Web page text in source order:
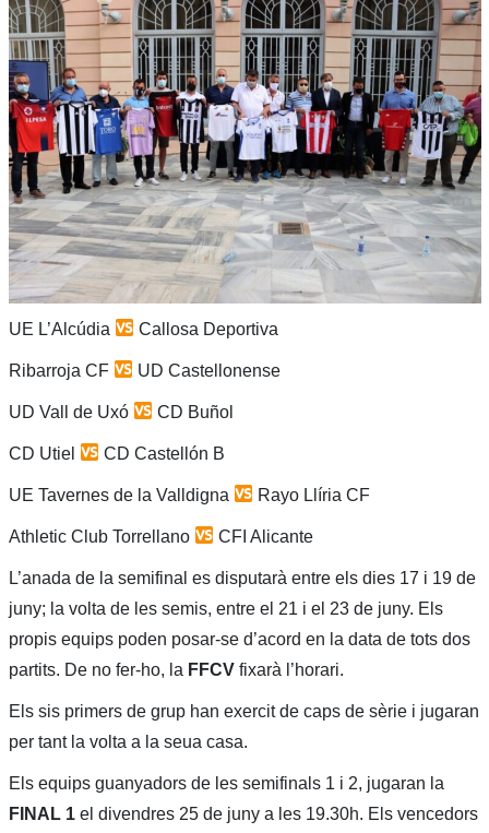
UE L’Alcúdia Callosa Deportiva
Ribarroja CF UD Castellonense
UD Vall de Uxó CD Buñol
CD Utiel CD Castellón B
UE Tavernes de la Valldigna Rayo Llíria CF
Athletic Club Torrellano CFI Alicante
L’anada de la semifinal es disputarà entre els dies 17 i 19 de
juny; la volta de les semis, entre el 21 i el 23 de juny. Els
propis equips poden posar-se d’acord en la data de tots dos
partits. De no fer-ho, la FFCVfixarà l’horari.
Els sis primers de grup han exercit de caps de sèrie i jugaran
per tant la volta a la seua casa.
Els equips guanyadors de les semifinals 1 i 2, jugaran la
FINAL 1 el divendres 25 de juny a les 19.30h. Els vencedors